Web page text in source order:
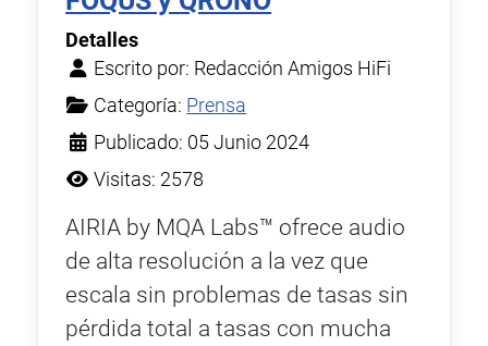
Detalles
Escrito por: Redacción Amigos HiFi
Categoría: Prensa
Publicado: 05 Junio 2024
Visitas: 2578
AIRIA by MQA Labs™ ofrece audio
de alta resolución a la vez que
escala sin problemas de tasas sin
pérdida total a tasas con mucha